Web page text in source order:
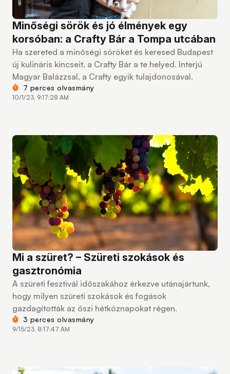
Minőségi sörök és jó élmények egy
korsóban: a Crafty Bár a Tompa utcában
Ha szereted a minőségi söröket és keresed Budapest
új kulináris kincseit, a Crafty Bár a te helyed. Interjú
Magyar Balázzsal, a Crafty egyik tulajdonosával.
7 perces olvasmány
10/1/23, 9:17:28 AM
Mi a szüret? – Szüreti szokások és
gasztronómia
A szüreti fesztivál időszakához érkezve utánajártunk,
hogy milyen szüreti szokások és fogások
gazdagították az őszi hétköznapokat régen.
3 perces olvasmány
9/15/23, 8:17:47 AM